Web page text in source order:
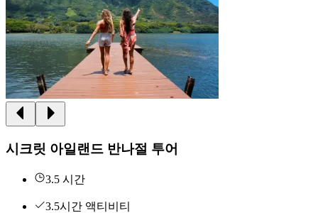
시크릿 아일랜드 반나절 투어
3.5 시간
3.5시간 액티비티